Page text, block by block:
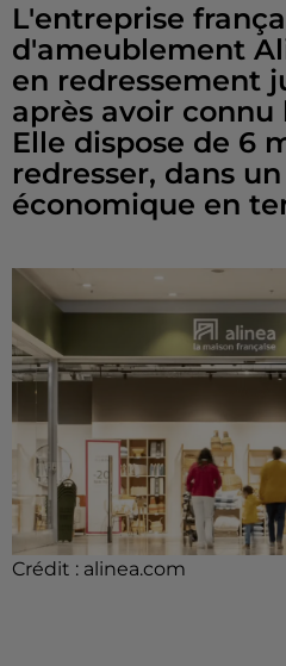
L'entreprise
d'ameublement
en redressement
après avoir connu
Elle dispose de 6
redresser, dans
économique en
Crédit : alinea.com